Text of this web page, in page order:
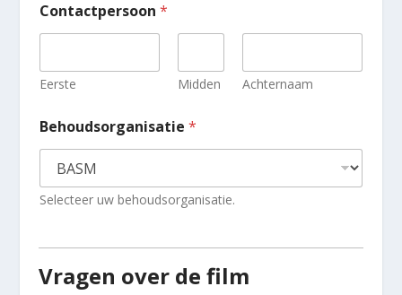
Contactpersoon *
Eerste Midden Achternaam
i
j
m
.
t
.
v
Behoudsorganisatie *
Selecteer uw behoudsorganisatie.
Vragen over de film